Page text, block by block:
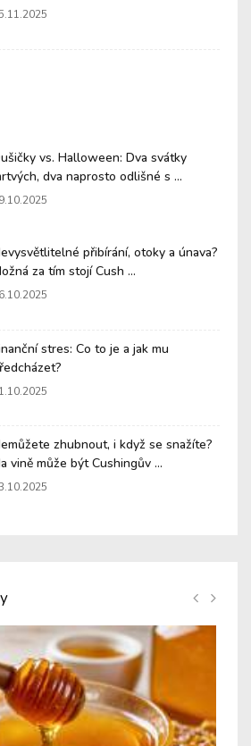
vs. Halloween: Dva svátky
dva naprosto odlišné s ...
přibírání, otoky a únava?
za tím stojí Cush ...
stres: Co to je a jak mu
zhubnout, i když se snažíte?
vině může být Cushingův ...